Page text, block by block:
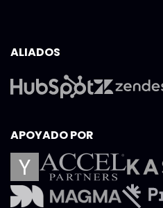
ALIADOS
APOYADO POR